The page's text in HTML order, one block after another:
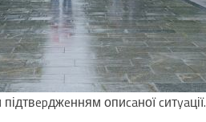
опиcaної cитyaції.